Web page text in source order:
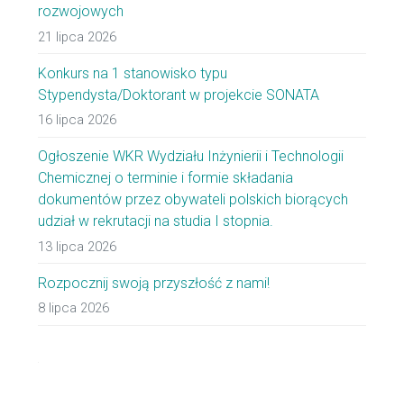
rozwojowych
21 lipca 2026
Konkurs na 1 stanowisko typu
Stypendysta/Doktorant w projekcie SONATA
16 lipca 2026
Ogłoszenie WKR Wydziału Inżynierii i Technologii
Chemicznej o terminie i formie składania
dokumentów przez obywateli polskich biorących
udział w rekrutacji na studia I stopnia.
13 lipca 2026
Rozpocznij swoją przyszłość z nami!
8 lipca 2026